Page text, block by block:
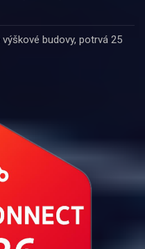
budovy, potrvá 25